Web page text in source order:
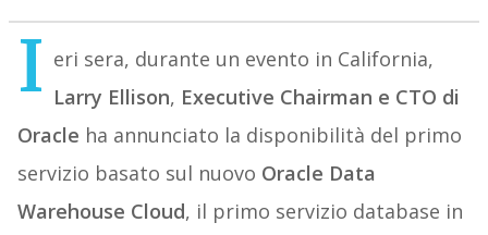
I eri sera, durante un evento in California,
Larry Ellison, Executive Chairman e CTO di
Oracle ha annunciato la disponibilità del primo
servizio basato sul nuovo Oracle Data
Warehouse Cloud, il primo servizio database in